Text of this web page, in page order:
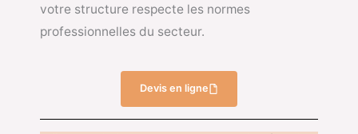
votre structure respecte les normes
professionnelles du secteur.
Devis en ligne